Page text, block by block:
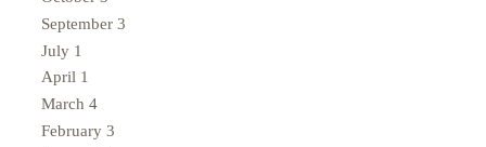
September 3
July 1
April 1
March 4
February 3